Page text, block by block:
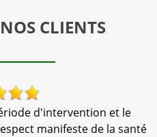
CLIENTS
d'intervention et le
manifeste de la santé